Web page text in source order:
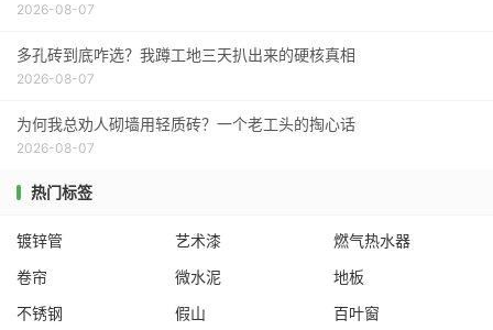
2026-08-07
多孔砖到底咋选？我蹲工地三天扒出来的硬核真相
2026-08-07
为何我总劝人砌墙用轻质砖？一个老工头的掏心话
2026-08-07
热门标签
镀锌管 艺术漆
燃气热水器
卷帘
微水泥
地板
不锈钢
假山 百叶窗